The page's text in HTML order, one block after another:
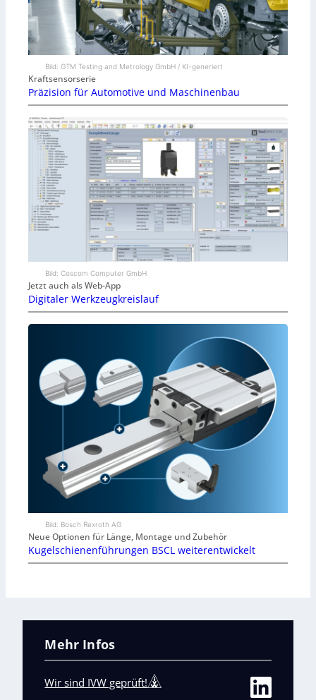
Bild: GTM Testing and Metrology GmbH / KI-generiert
Kraftsensorserie
Präzision für Automotive und Maschinenbau
Bild: Coscom Computer GmbH
Jetzt auch als Web-App
Digitaler Werkzeugkreislauf
Bild: Bosch Rexroth AG
Neue Optionen für Länge, Montage und Zubehör
Kugelschienenführungen BSCL weiterentwickelt
Mehr Infos
Wir sind IVW geprüft!